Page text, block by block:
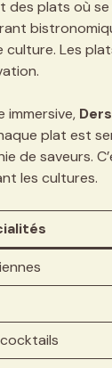
des plats où
Les
immersive,
plat est
de saveurs.
les cultures.